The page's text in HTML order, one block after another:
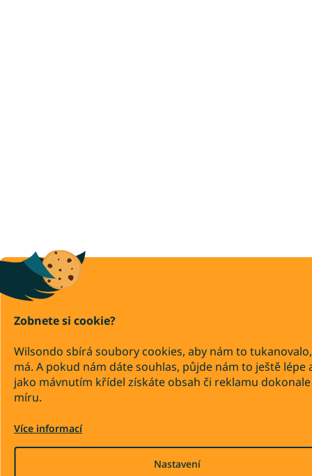
Zobnete si cookie?
Wilsondo sbírá soubory cookies, aby nám to
má. A pokud nám dáte souhlas, půjde nám to ještě lépe
jako mávnutím křídel získáte obsah či reklamu
míru.
Více informací
Nastavení